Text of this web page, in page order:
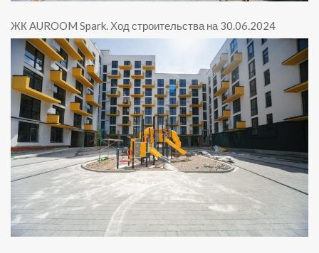
ЖК AUROOM Spark. Ход строительства на 30.06.2024